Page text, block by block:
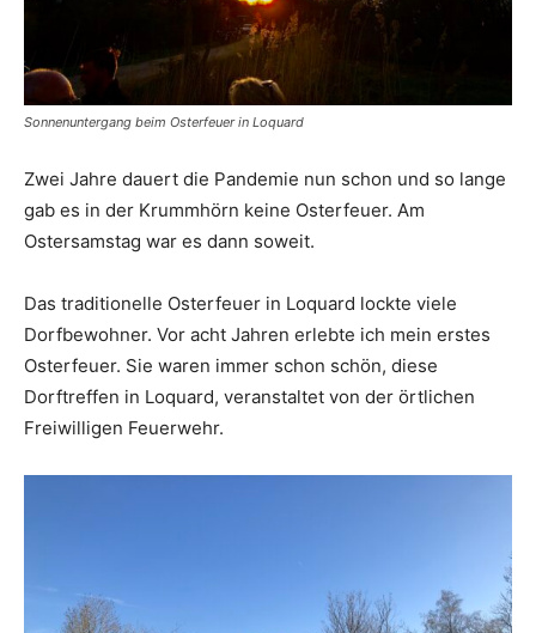
Sonnenuntergang beim Osterfeuer in Loquard
Zwei Jahre dauert die Pandemie nun schon und so lange
gab es in der Krummhörn keine Osterfeuer. Am
Ostersamstag war es dann soweit.
Das traditionelle Osterfeuer in Loquard lockte viele
Dorfbewohner. Vor acht Jahren erlebte ich mein erstes
Osterfeuer. Sie waren immer schon schön, diese
Dorftreffen in Loquard, veranstaltet von der örtlichen
Freiwilligen Feuerwehr.